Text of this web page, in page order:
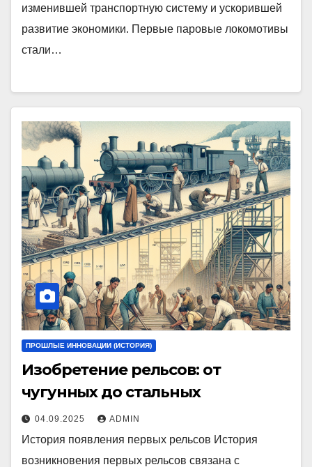
изменившей транспортную систему и ускорившей
развитие экономики. Первые паровые локомотивы
стали…
ПРОШЛЫЕ ИННОВАЦИИ (ИСТОРИЯ)
Изобретение рельсов: от
чугунных до стальных
04.09.2025 ADMIN
История появления первых рельсов История
возникновения первых рельсов связана с